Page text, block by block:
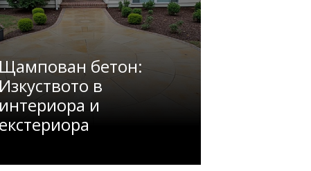
Щампован бетон:
Изкуството в
интериора и
екстериора